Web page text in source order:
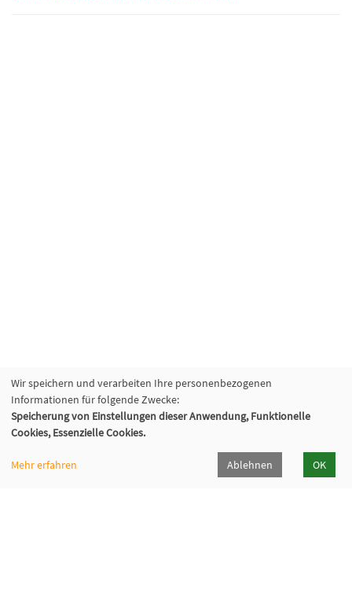
Wir speichern und verarbeiten Ihre personenbezogenen
Informationen für folgende Zwecke:
Speicherung von Einstellungen dieser Anwendung, Funktionelle
Cookies, Essenzielle Cookies.
Mehr erfahren Ablehnen OK